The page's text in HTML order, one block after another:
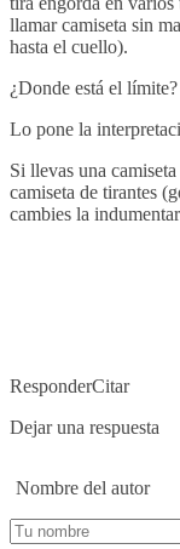
llamar camiseta sin
hasta el cuello).
¿Donde está el límite?
Lo pone la
Si llevas una
camiseta de tirantes
cambies la
ResponderCitar
Dejar una respuesta
Nombre del autor